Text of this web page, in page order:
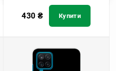
430 ₴ Купити